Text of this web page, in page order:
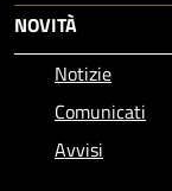
NOVITÀ
Notizie
Comunicati
Avvisi